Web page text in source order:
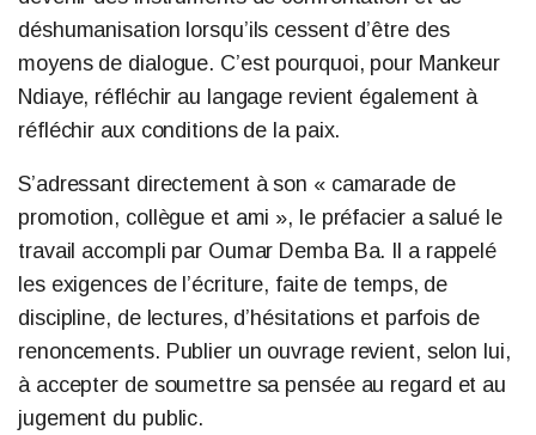
déshumanisation lorsqu’ils cessent d’être des
moyens de dialogue. C’est pourquoi, pour Mankeur
Ndiaye, réfléchir au langage revient également à
réfléchir aux conditions de la paix.
S’adressant directement à son « camarade de
promotion, collègue et ami », le préfacier a salué le
travail accompli par Oumar Demba Ba. Il a rappelé
les exigences de l’écriture, faite de temps, de
discipline, de lectures, d’hésitations et parfois de
renoncements. Publier un ouvrage revient, selon lui,
à accepter de soumettre sa pensée au regard et au
jugement du public.